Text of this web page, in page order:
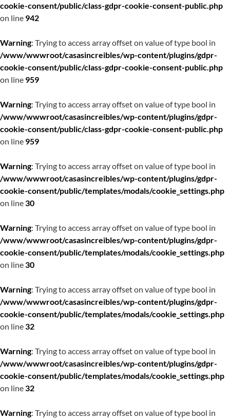
cookie-consent/public/class-gdpr-cookie-consent-public.php
on line 942
Warning: Trying to access array offset on value of type bool in
/www/wwwroot/casasincreibles/wp-content/plugins/gdpr-
cookie-consent/public/class-gdpr-cookie-consent-public.php
on line 959
Warning: Trying to access array offset on value of type bool in
/www/wwwroot/casasincreibles/wp-content/plugins/gdpr-
cookie-consent/public/class-gdpr-cookie-consent-public.php
on line 959
Warning: Trying to access array offset on value of type bool in
/www/wwwroot/casasincreibles/wp-content/plugins/gdpr-
cookie-consent/public/templates/modals/cookie_settings.php
on line30
Warning: Trying to access array offset on value of type bool in
/www/wwwroot/casasincreibles/wp-content/plugins/gdpr-
cookie-consent/public/templates/modals/cookie_settings.php
on line30
Warning: Trying to access array offset on value of type bool in
/www/wwwroot/casasincreibles/wp-content/plugins/gdpr-
cookie-consent/public/templates/modals/cookie_settings.php
on line32
Warning: Trying to access array offset on value of type bool in
/www/wwwroot/casasincreibles/wp-content/plugins/gdpr-
cookie-consent/public/templates/modals/cookie_settings.php
on line32
Warning: Trying to access array offset on value of type bool in